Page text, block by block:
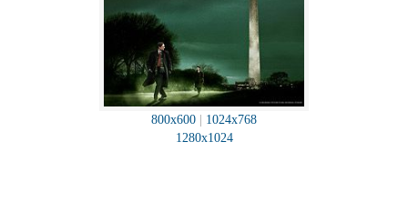
800x600
1024x768
1280x1024